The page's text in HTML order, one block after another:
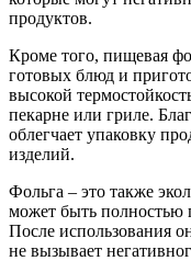
продуктов.
Кроме того, пищевая
готовых блюд и
высокой
пекарне или гриле.
облегчает упаковку
изделий.
Фольга – это также
может быть полностью
После использования
не вызывает